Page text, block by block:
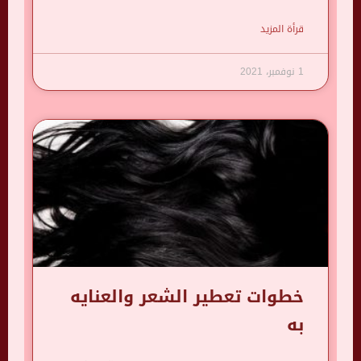
قرأة المزيد
1 نوفمبر، 2021
خطوات تعطير الشعر والعنايه
به